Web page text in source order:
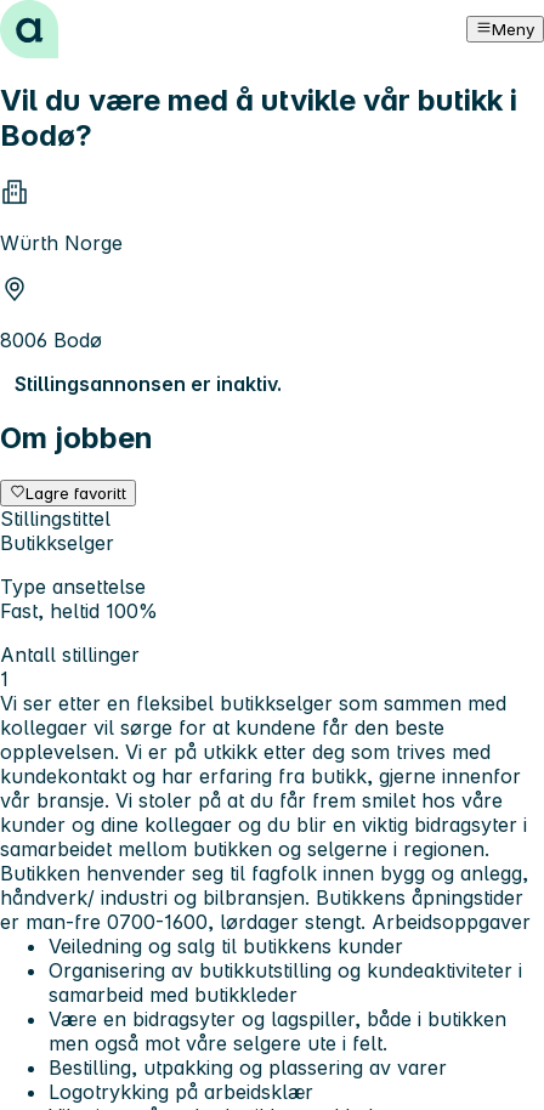
Hopp til innhold Meny
Vil du være med å utvikle vår butikk i
Bodø?
Würth Norge
8006 Bodø
Stillingsannonsen er inaktiv.
Om jobben
Lagre favoritt
Stillingstittel
Butikkselger
Type ansettelse
Fast, heltid 100%
Antall stillinger
1
Vi ser etter en fleksibel butikkselger som sammen med
kollegaer vil sørge for at kundene får den beste
opplevelsen. Vi er på utkikk etter deg som trives med
kundekontakt og har erfaring fra butikk, gjerne innenfor
vår bransje. Vi stoler på at du får frem smilet hos våre
kunder og dine kollegaer og du blir en viktig bidragsyter i
samarbeidet mellom butikken og selgerne i regionen.
Butikken henvender seg til fagfolk innen bygg og anlegg,
håndverk/ industri og bilbransjen. Butikkens åpningstider
er man-fre 0700-1600, lørdager stengt. Arbeidsoppgaver
Veiledning og salg til butikkens kunder
Organisering av butikkutstilling og kundeaktiviteter i
samarbeid med butikkleder
Være en bidragsyter og lagspiller, både i butikken
men også mot våre selgere ute i felt.
Bestilling, utpakking og plassering av varer
Logotrykking på arbeidsklær